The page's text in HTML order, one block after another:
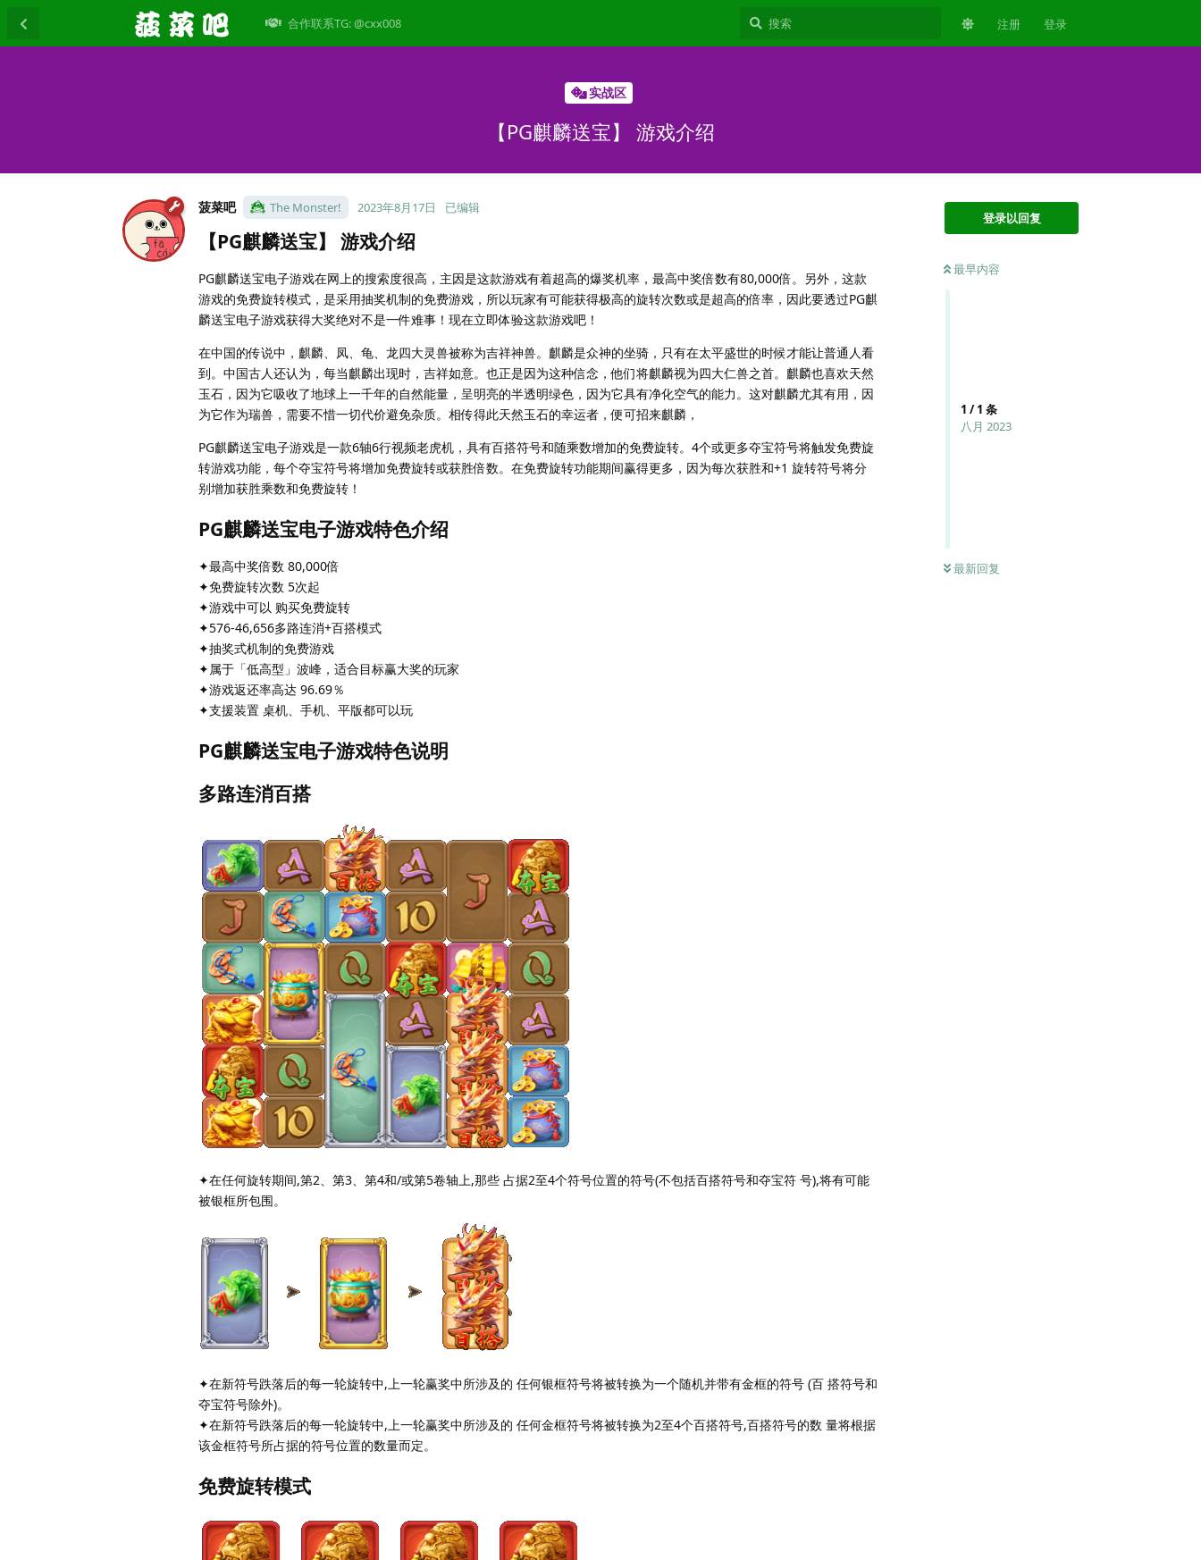
合作联系TG: @cxx008 注册 登录
实战区
【PG麒麟送宝】 游戏介绍
登录以回复
最早内容
1 /1 条
八月 2023
最新回复
菠菜吧 The Monster! 2023年8月17日 已编辑
【PG麒麟送宝】 游戏介绍
PG麒麟送宝电子游戏在网上的搜索度很高，主因是这款游戏有着超高的爆奖机率，最高中奖倍数有80,000倍。另外，这款
游戏的免费旋转模式，是采用抽奖机制的免费游戏，所以玩家有可能获得极高的旋转次数或是超高的倍率，因此要透过PG麒
麟送宝电子游戏获得大奖绝对不是一件难事！现在立即体验这款游戏吧！
在中国的传说中，麒麟、凤、龟、龙四大灵兽被称为吉祥神兽。麒麟是众神的坐骑，只有在太平盛世的时候才能让普通人看
到。中国古人还认为，每当麒麟出现时，吉祥如意。也正是因为这种信念，他们将麒麟视为四大仁兽之首。麒麟也喜欢天然
玉石，因为它吸收了地球上一千年的自然能量，呈明亮的半透明绿色，因为它具有净化空气的能力。这对麒麟尤其有用，因
为它作为瑞兽，需要不惜一切代价避免杂质。相传得此天然玉石的幸运者，便可招来麒麟，
PG麒麟送宝电子游戏是一款6轴6行视频老虎机，具有百搭符号和随乘数增加的免费旋转。4个或更多夺宝符号将触发免费旋
转游戏功能，每个夺宝符号将增加免费旋转或获胜倍数。在免费旋转功能期间赢得更多，因为每次获胜和+1 旋转符号将分
别增加获胜乘数和免费旋转！
PG麒麟送宝电子游戏特色介绍
✦最高中奖倍数 80,000倍
✦免费旋转次数 5次起
✦游戏中可以 购买免费旋转
✦576-46,656多路连消+百搭模式
✦抽奖式机制的免费游戏
✦属于「低高型」波峰，适合目标赢大奖的玩家
✦游戏返还率高达 96.69％
✦支援装置 桌机、手机、平版都可以玩
PG麒麟送宝电子游戏特色说明
多路连消百搭
✦在任何旋转期间,第2、第3、第4和/或第5卷轴上,那些 占据2至4个符号位置的符号(不包括百搭符号和夺宝符 号),将有可能
被银框所包围。
✦在新符号跌落后的每一轮旋转中,上一轮赢奖中所涉及的 任何银框符号将被转换为一个随机并带有金框的符号 (百 搭符号和
夺宝符号除外)。
✦在新符号跌落后的每一轮旋转中,上一轮赢奖中所涉及的 任何金框符号将被转换为2至4个百搭符号,百搭符号的数 量将根据
该金框符号所占据的符号位置的数量而定。
免费旋转模式